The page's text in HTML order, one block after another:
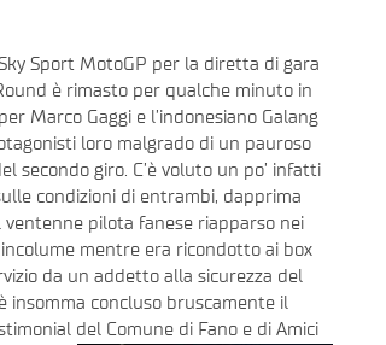
Sport MotoGP per la diretta di gara
è rimasto per qualche minuto in
Marco Gaggi e l’indonesiano Galang
loro malgrado di un pauroso
secondo giro. C’è voluto un po’ infatti
condizioni di entrambi, dapprima
pilota fanese riapparso nei
mentre era ricondotto ai box
da un addetto alla sicurezza del
insomma concluso bruscamente il
del Comune di Fano e di Amici